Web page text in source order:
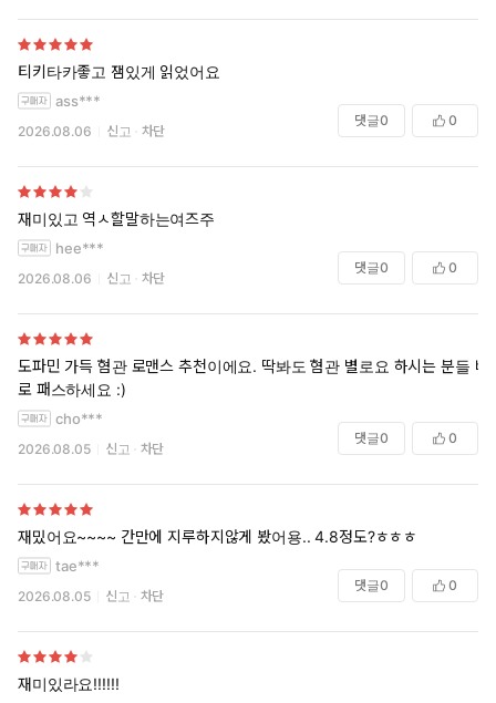
티키타카좋고 잼있게 읽었어요
ass***
2026.08.06 신고 차단
댓글0 0
재미있고 역ㅅ할말하는여즈주
hee***
2026.08.06 신고 차단
댓글0 0
도파민 가득 혐관 로맨스 추천이에요. 딱봐도 혐관 별로요 하시는 분들 바
로 패스하세요 :)
cho***
2026.08.05 신고 차단
댓글0 0
재밌어요~~~~ 간만에 지루하지않게 봤어용.. 4.8정도?ㅎㅎㅎ
tae***
2026.08.05 신고 차단
댓글0 0
재미있라요!!!!!!